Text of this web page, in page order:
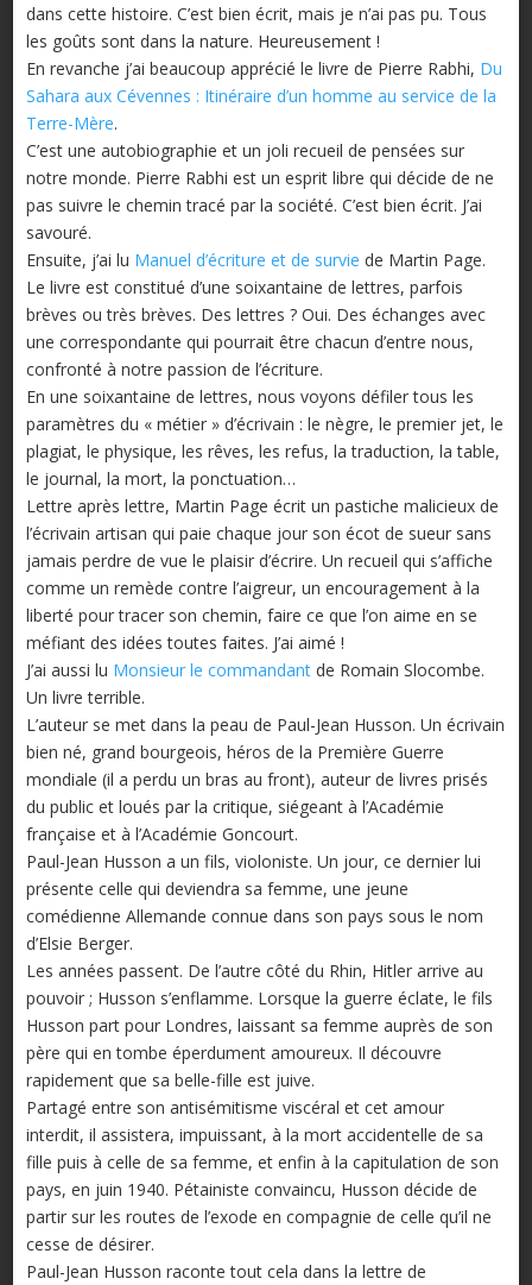
dans cette histoire. C’est bien écrit, mais je n’ai pas pu. Tous
les goûts sont dans la nature. Heureusement !
En revanche j’ai beaucoup apprécié le livre de Pierre Rabhi, Du
Sahara aux Cévennes : Itinéraire d’un homme au service de la
Terre-Mère.
C’est une autobiographie et un joli recueil de pensées sur
notre monde. Pierre Rabhi est un esprit libre qui décide de ne
pas suivre le chemin tracé par la société. C’est bien écrit. J’ai
savouré.
Ensuite, j’ai lu Manuel d’écriture et de survie de Martin Page.
Le livre est constitué d’une soixantaine de lettres, parfois
brèves ou très brèves. Des lettres ? Oui. Des échanges avec
une correspondante qui pourrait être chacun d’entre nous,
confronté à notre passion de l’écriture.
En une soixantaine de lettres, nous voyons défiler tous les
paramètres du « métier » d’écrivain : le nègre, le premier jet, le
plagiat, le physique, les rêves, les refus, la traduction, la table,
le journal, la mort, la ponctuation…
Lettre après lettre, Martin Page écrit un pastiche malicieux de
l’écrivain artisan qui paie chaque jour son écot de sueur sans
jamais perdre de vue le plaisir d’écrire. Un recueil qui s’affiche
comme un remède contre l’aigreur, un encouragement à la
liberté pour tracer son chemin, faire ce que l’on aime en se
méfiant des idées toutes faites. J’ai aimé !
J’ai aussi lu Monsieur le commandantde Romain Slocombe.
Un livre terrible.
L’auteur se met dans la peau de Paul-Jean Husson. Un écrivain
bien né, grand bourgeois, héros de la Première Guerre
mondiale (il a perdu un bras au front), auteur de livres prisés
du public et loués par la critique, siégeant à l’Académie
française et à l’Académie Goncourt.
Paul-Jean Husson a un fils, violoniste. Un jour, ce dernier lui
présente celle qui deviendra sa femme, une jeune
comédienne Allemande connue dans son pays sous le nom
d’Elsie Berger.
Les années passent. De l’autre côté du Rhin, Hitler arrive au
pouvoir ; Husson s’enflamme. Lorsque la guerre éclate, le fils
Husson part pour Londres, laissant sa femme auprès de son
père qui en tombe éperdument amoureux. Il découvre
rapidement que sa belle-fille est juive.
Partagé entre son antisémitisme viscéral et cet amour
interdit, il assistera, impuissant, à la mort accidentelle de sa
fille puis à celle de sa femme, et enfin à la capitulation de son
pays, en juin 1940. Pétainiste convaincu, Husson décide de
partir sur les routes de l’exode en compagnie de celle qu’il ne
cesse de désirer.
Paul-Jean Husson raconte tout cela dans la lettre de